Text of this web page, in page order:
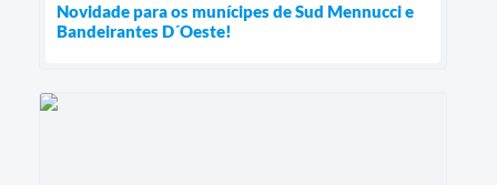
Novidade para os munícipes de Sud Mennucci e
Bandeirantes D´Oeste!